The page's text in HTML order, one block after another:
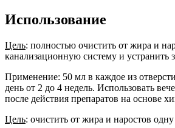
Использование
Цель: полностью очистить от жира и
канализационную систему и устранить
Применение: 50 мл в каждое из
день от 2 до 4 недель. Использовать
после действия препаратов на основе
Цель: очистить от жира и наростов